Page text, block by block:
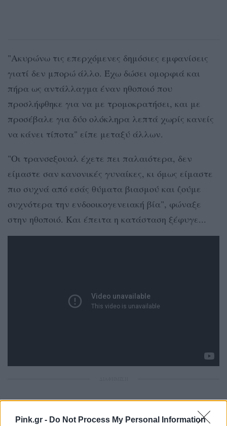
Pink.gr - Do Not Process My Personal Information
"Ακυρώνω τις επερχόμενες δημόσιες εμφανίσεις
γιατί δεν μπορώ άλλο. Έχω δώσει ομορφιά και
πήρα ως αντάλλαγμα έναν ηθοποιό που
προσλήφθηκε για να με τρομοκρατήσει, και με
προσέβαλε για δύο ολόκληρα λεπτά χωρίς κανείς
να κάνει τίποτα" είπε μεταξύ άλλων.
"Οι τρανσeξουαλ έχετε πει παλαιότερα, δεν
είμαστε σαν κανονικές γυναίκες, κι όμως είμαστε
πιο συχνά από εσάς θύματα βιασμού και ζούμε
συχνότερα την ενδοοικογενειακή βία", φώναξε
στην ηθοποιό. Και έπειτα η κατάσταση ξέφυγε...